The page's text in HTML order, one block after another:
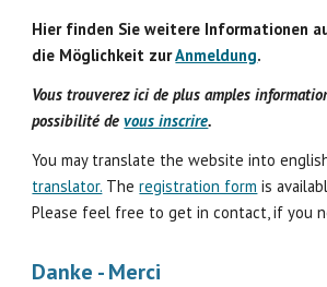
Hier finden Sie weitere Informationen
die Möglichkeit zurAnmeldung.
Vous trouverez ici de plus amples
possibilité devous inscrire.
You may translate the website into
translator. Theregistration form is
Please feel free to get in contact, if you
Danke - Merci